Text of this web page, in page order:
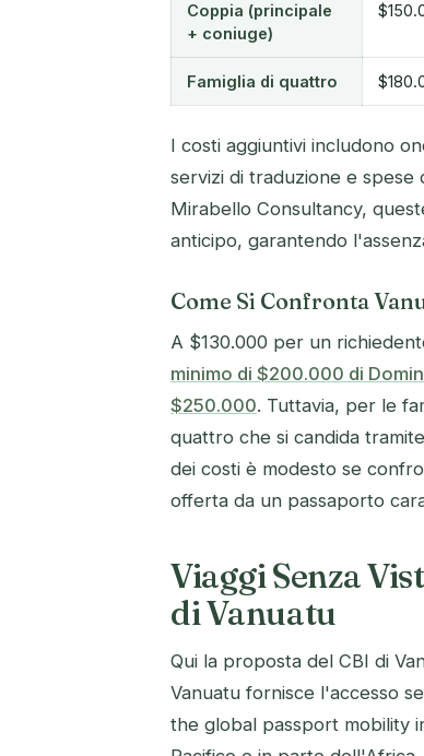
Coppia (principale
+ coniuge)
Famiglia di quattro
I costi aggiuntivi includono
servizi di traduzione e
Mirabello Consultancy,
anticipo, garantendo
Come Si Confronta
A $130.000 per un
minimo di $200.000 di
$250.000. Tuttavia, per le
quattro che si candida
dei costi è modesto se
offerta da un passaporto
Viaggi Senza
di Vanuatu
Qui la proposta del CBI di
Vanuatu fornisce l'accesso
the global passport mobility